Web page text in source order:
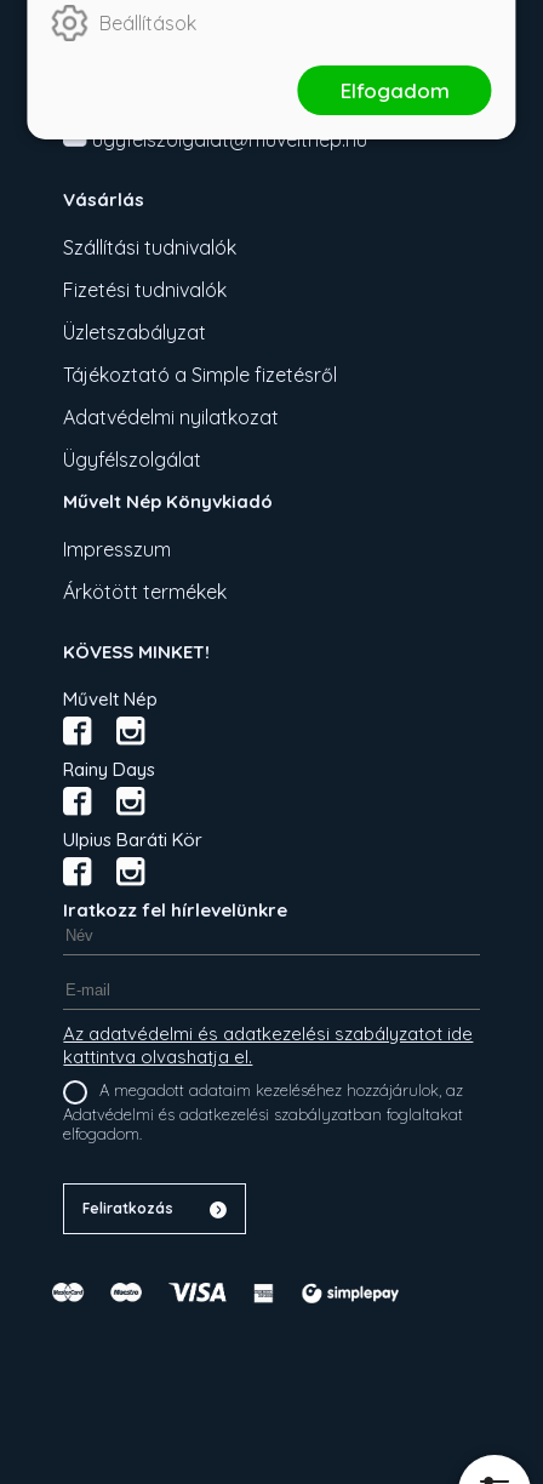
Kérdése van?
ugyfelszolgalat@muveltnep.hu
Vásárlás
Szállítási tudnivalók
Fizetési tudnivalók
Üzletszabályzat
Tájékoztató a Simple fizetésről
Adatvédelmi nyilatkozat
Ügyfélszolgálat
Művelt Nép Könyvkiadó
Impresszum
Árkötött termékek
KÖVESS MINKET!
Művelt Nép
Rainy Days
Ulpius Baráti Kör
Iratkozz fel hírlevelünkre
Az adatvédelmi és adatkezelési szabályzatot ide
kattintva olvashatja el.
A megadott adataim kezeléséhez hozzájárulok, az
Adatvédelmi és adatkezelési szabályzatban foglaltakat
elfogadom.
Feliratkozás
Beállítások
Elfogadom